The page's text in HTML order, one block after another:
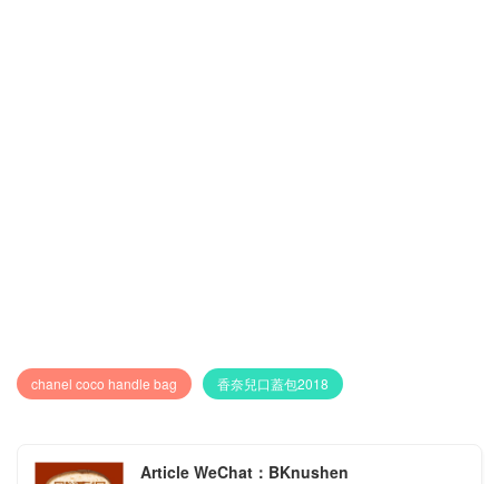
chanel coco handle bag 香奈兒口蓋包2018
Article WeChat：BKnushen